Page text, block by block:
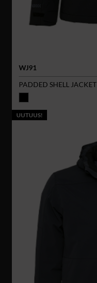
WJ91
PADDED SHELL JACKET
UUTUUS!